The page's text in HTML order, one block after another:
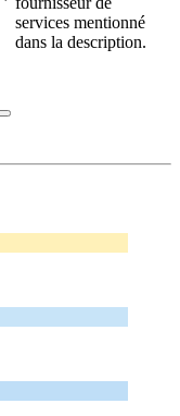
services mentionné
dans la description.